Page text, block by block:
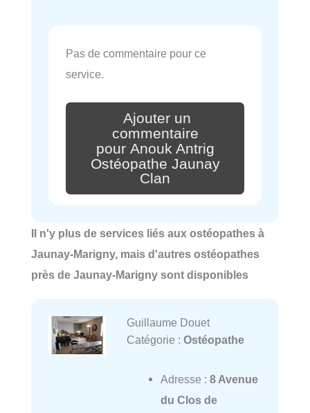
Pas de commentaire pour ce
service.
Ajouter un
commentaire
pour Anouk Antrig
Ostéopathe Jaunay
Clan
Il n'y plus de services liés aux ostéopathes à
Jaunay-Marigny, mais d'autres ostéopathes
près de Jaunay-Marigny sont disponibles
Guillaume Douet
Catégorie : Ostéopathe
Adresse : 8 Avenue
du Clos de